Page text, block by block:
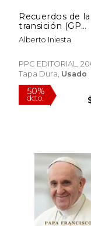
50%
dcto.
Recuerdos de la
transición (GP
Actualidad)
Alberto Iniesta
PPC EDITORIAL,
Tapa Dura, Usado